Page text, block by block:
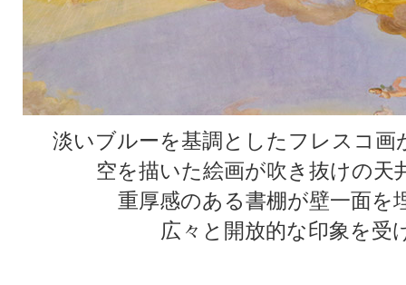
淡いブルーを基調としたフレスコ画
空を描いた絵画が吹き抜けの天
重厚感のある書棚が壁一面を
広々と開放的な印象を受